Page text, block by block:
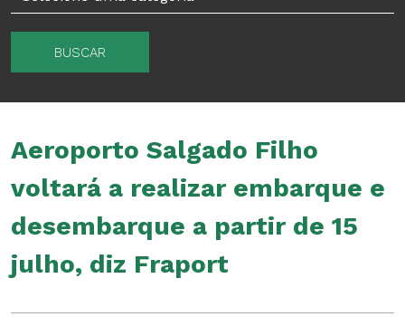
BUSCAR
Aeroporto Salgado Filho
voltará a realizar embarque e
desembarque a partir de 15
julho, diz Fraport